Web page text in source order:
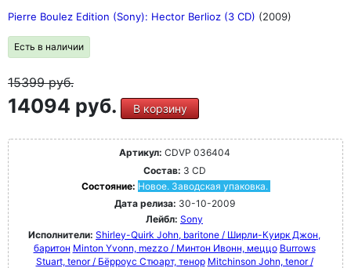
Pierre Boulez Edition (Sony): Hector Berlioz (3 CD) (2009)
Есть в наличии
15399руб.
14094 руб. В корзину
Артикул: CDVP 036404
Состав: 3 CD
Состояние: Новое. Заводская упаковка.
Дата релиза: 30-10-2009
Лейбл: Sony
Исполнители: Shirley-Quirk John, baritone / Ширли-Куирк Джон,
баритон Minton Yvonn, mezzo / Минтон Ивонн, меццо Burrows
Stuart, tenor / Бёрроус Стюарт, тенор Mitchinson John, tenor /